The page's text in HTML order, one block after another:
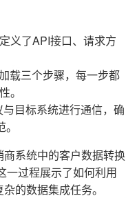
义了API接口、请求方
载三个步骤，每一步都
。
目标系统进行通信，确
系统中的客户数据转换
一过程展示了如何利用
的数据集成任务。